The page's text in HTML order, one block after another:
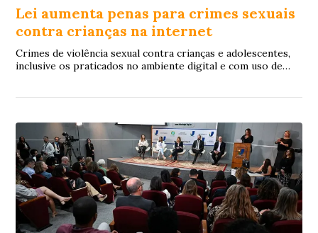
Lei aumenta penas para crimes sexuais
contra crianças na internet
Crimes de violência sexual contra crianças e adolescentes,
inclusive os praticados no ambiente digital e com uso de